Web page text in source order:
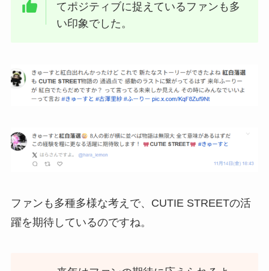
てポジティブに捉えているファンも多
い印象でした。
ファンも多種多様な考えで、CUTIE STREETの活
躍を期待しているのですね。